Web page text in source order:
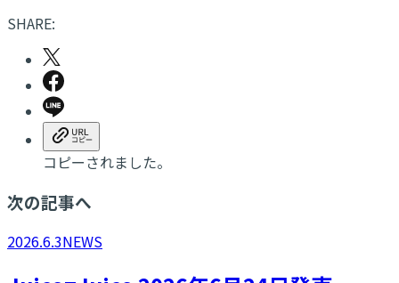
SHARE:
コピーされました。
次の記事へ
2026.6.3NEWS